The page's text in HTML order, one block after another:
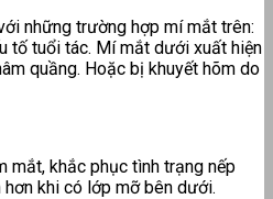
những trường hợp mí mắt trên:
tố tuổi tác. Mí mắt dưới xuất hiện
quầng. Hoặc bị khuyết hõm do
mắt, khắc phục tình trạng nếp
khi có lớp mỡ bên dưới.